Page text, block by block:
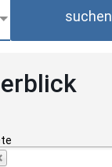
suchen